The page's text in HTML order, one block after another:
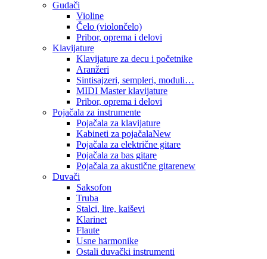
Gudači
Violine
Čelo (violončelo)
Pribor, oprema i delovi
Klavijature
Klavijature za decu i početnike
Aranžeri
Sintisajzeri, sempleri, moduli…
MIDI Master klavijature
Pribor, oprema i delovi
Pojačala za instrumente
Pojačala za klavijature
Kabineti za pojačalaNew
Pojačala za električne gitare
Pojačala za bas gitare
Pojačala za akustične gitarenew
Duvači
Saksofon
Truba
Stalci, lire, kaiševi
Klarinet
Flaute
Usne harmonike
Ostali duvački instrumenti